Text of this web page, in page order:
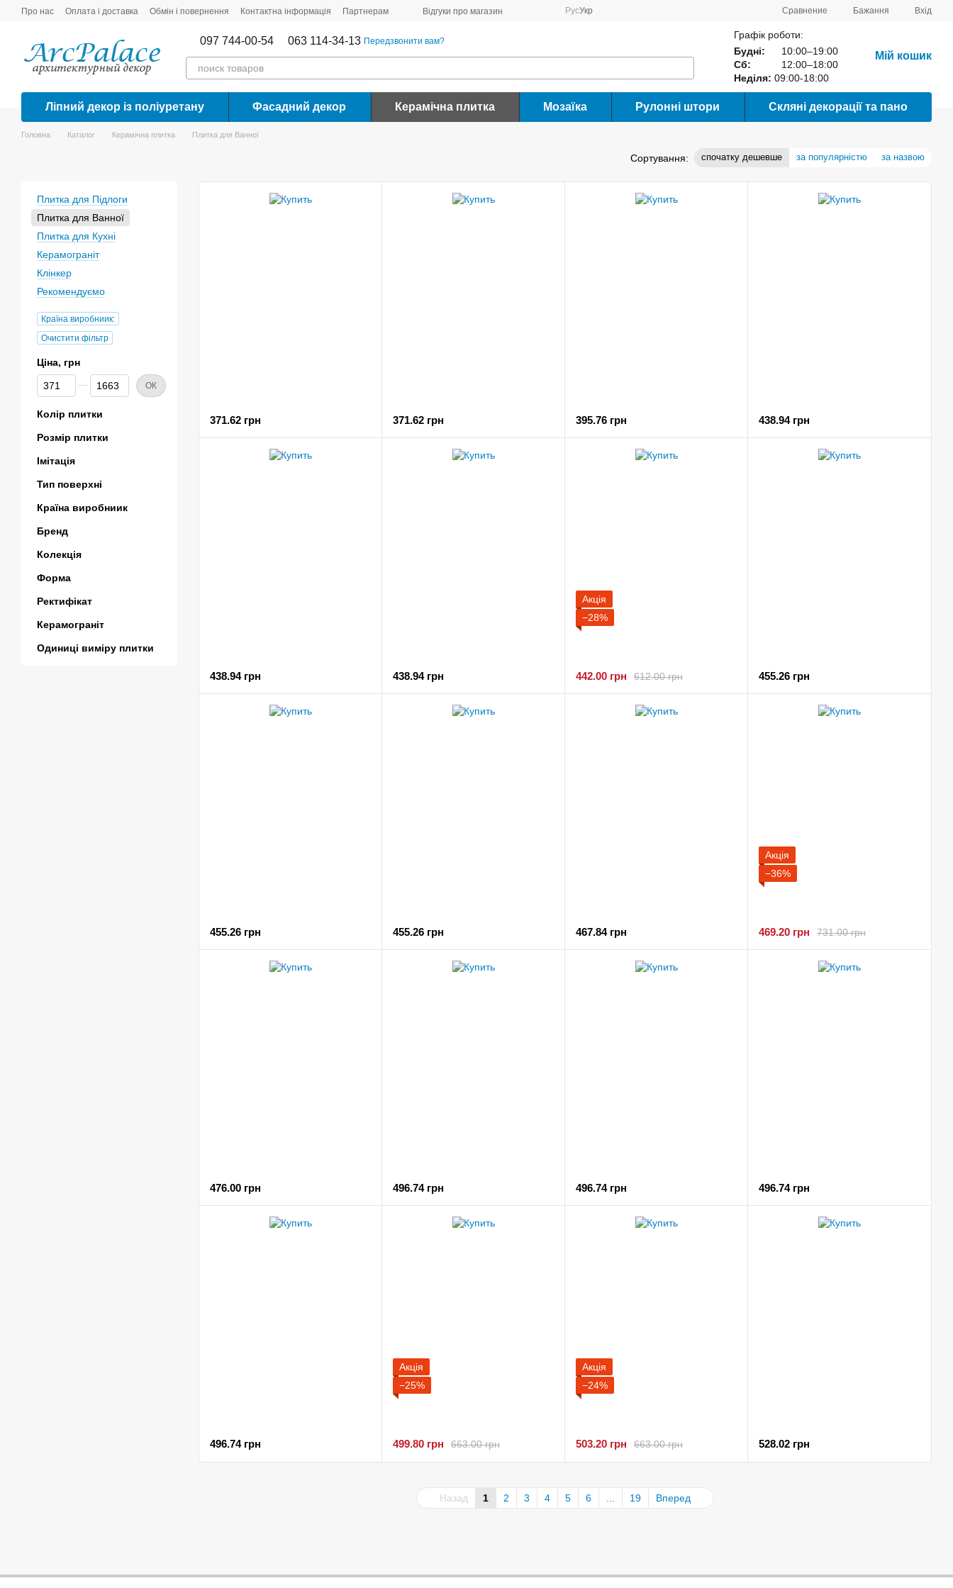
Перейти до основного контенту
Про нас Оплата і доставка Обмін і повернення Контактна інформація Партнерам Відгуки про магазин РусУкр Сравнение Бажання Вхід
097 744-00-54 063 114-34-13 Передзвонити вам?
Графік роботи:
Будні:
10:00–19:00
Сб:
12:00–18:00
Неділя: 09:00-18:00
Мій кошик
Ліпний декор із поліуретану Фасадний декор Керамічна плитка Мозаїка Рулонні штори Скляні декорації та пано
Головна Каталог Керамічна плитка Плитка для Ванної
Сортування: спочатку дешевше за популярністю за назвою
371.62 грн 371.62 грн 395.76 грн 438.94 грн
438.94 грн 438.94 грн
Акція
−28%
612.00 грн
442.00 грн 455.26 грн
455.26 грн 455.26 грн 467.84 грн
Акція
−36%
731.00 грн
469.20 грн
476.00 грн 496.74 грн 496.74 грн 496.74 грн
496.74 грн
Акція
−25%
663.00 грн
499.80 грн
Акція
−24%
663.00 грн
503.20 грн 528.02 грн
Назад 1 2 3 4 5 6 19 Вперед
Плитка для Підлоги
Плитка для Ванної
Плитка для Кухні
Керамограніт
Клінкер
Рекомендуємо
Країна виробниик:
Очистити фільтр
Ціна, грн
Від Ціна, грн
До Ціна, грн ОК
Колір плитки
Розмір плитки
Імітація
Тип поверхні
Країна виробниик
Бренд
Колекція
Форма
Ректифікат
Керамограніт
Одиниці виміру плитки